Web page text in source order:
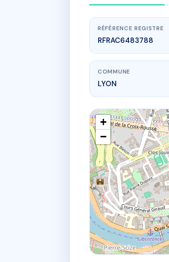
RÉFÉRENCE REGISTRE
RFRAC6483788
COMMUNE
LYON
+
−